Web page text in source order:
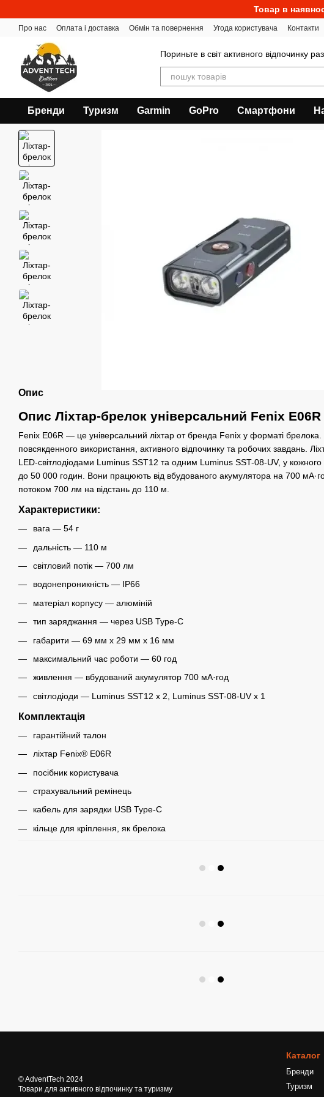
Товар в
Про нас Оплата і доставка Обмін та повернення Угода користувача Контакти
Пориньте в світ активного відпочинку
Бренди Туризм Garmin GoPro Смартфони
Опис
Опис Ліхтар-брелок універсальний Fenix E06R
Fenix E06R — це універсальний ліхтар от бренда Fenix у форматі брелока.
повсякденного використання, активного відпочинку та робочих завдань.
LED-світлодіодами Luminus SST12 та одним Luminus SST-08-UV, у кожного
до 50 000 годин. Вони працюють від вбудованого акумулятора на 700
потоком 700 лм на відстань до 110 м.
Характеристики:
вага — 54 г
дальність — 110 м
світловий потік — 700 лм
водонепроникність — IP66
матеріал корпусу — алюміній
тип заряджання — через USB Type-C
габарити — 69 мм х 29 мм х 16 мм
максимальний час роботи — 60 год
живлення — вбудований акумулятор 700 мА·год
світлодіоди — Luminus SST12 х 2, Luminus SST-08-UV х 1
Комплектація
гарантійний талон
ліхтар Fenix® E06R
посібник користувача
страхувальний ремінець
кабель для зарядки USB Type-C
кільце для кріплення, як брелока
© AdventTech 2024
Товари для активного відпочинку та туризму
Каталог
Бренди
Туризм